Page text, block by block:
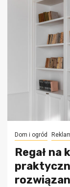
Dom i ogród
Regał na